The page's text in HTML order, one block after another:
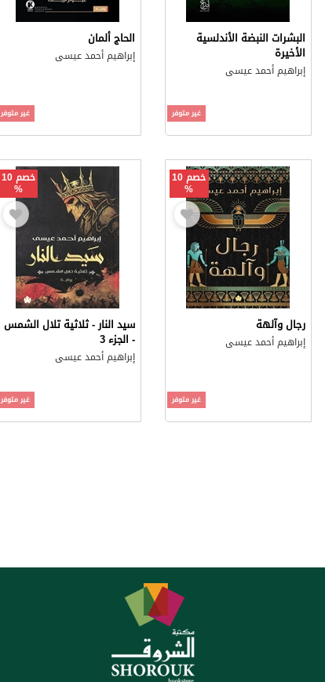
البشرات النبضة الأندلسية
الأخيرة
إبراهيم أحمد عيسى
غير متوفر
الحاج ألمان
إبراهيم أحمد عيسى
غير متوفر
خصم 10
%
رجال وآلهة
إبراهيم أحمد عيسى
غير متوفر
خصم 10
%
سيد النار - ثلاثية تلال الشمس
- الجزء 3
إبراهيم أحمد عيسى
غير متوفر